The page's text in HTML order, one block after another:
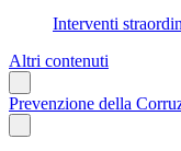
Interventi
Altri contenuti
Prevenzione della